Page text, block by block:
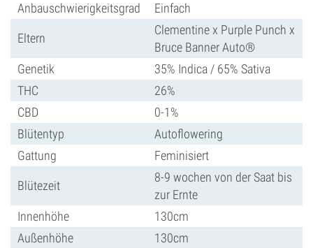
Anbauschwierigkeitsgrad
Einfach
Eltern
Clementine x Purple Punch x
Bruce Banner Auto®
Genetik
35% Indica / 65% Sativa
THC
26%
CBD
0-1%
Blütentyp
Autoflowering
Gattung
Feminisiert
Blütezeit
8-9 wochen von der Saat bis
zur Ernte
Innenhöhe
130cm
Außenhöhe
130cm